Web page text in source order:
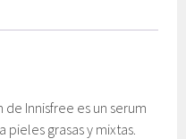
Innisfree es un serum
grasas y mixtas.